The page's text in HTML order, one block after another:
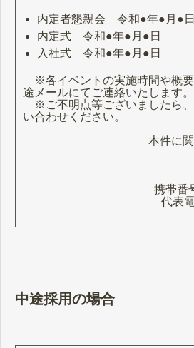
内定者懇親会 令和●年●月●日
内定式 令和●年●月●日
入社式 令和●年●月●日
※各イベントの実施時間や概要
途メールにてご連絡いたします。
※ご不明点等ございましたら、
い合わせください。
本件に
携帯番
代表
中途採用の場合